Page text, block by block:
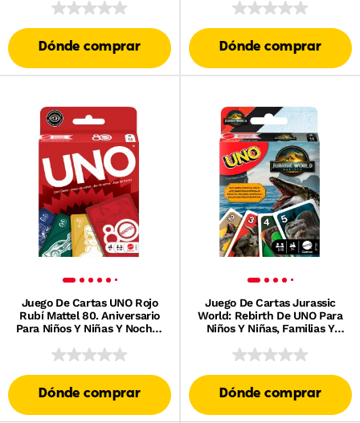
En La Película
Dónde comprar Dónde comprar
Juego De Cartas UNO Rojo
Rubí Mattel 80. Aniversario
Para Niños Y Niñas Y Noches
Dónde comprar
Juego De Cartas Jurassic
World: Rebirth De UNO Para
Niños Y Niñas, Familias Y
Dónde comprar